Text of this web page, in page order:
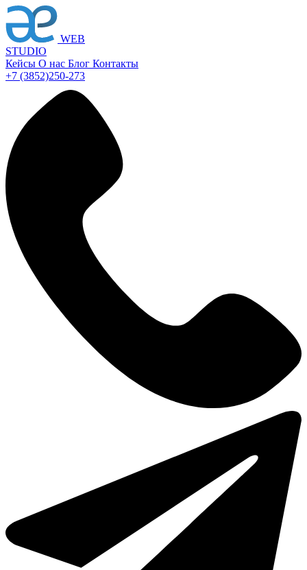
WEB
STUDIO
Кейсы О нас Блог Контакты
+7 (3852)250-273